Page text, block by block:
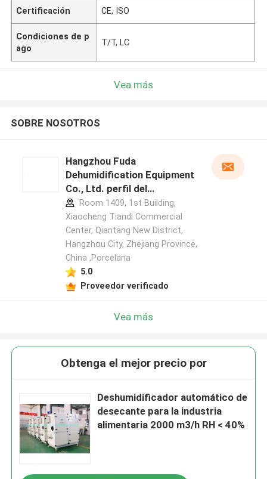
Certificación CE, ISO
Condiciones de p
ago
T/T, LC
Vea más
SOBRE NOSOTROS
Hangzhou Fuda
Dehumidification Equipment
Co., Ltd. perfil del
fabricante
Room 1409, 1st Building,
Xiaocheng Tiandi Commercial
Center, Qiantang New District,
Hangzhou City, Zhejiang Province,
China ,Porcelana
5.0
Proveedor verificado
Vea más
Obtenga el mejor precio por
Deshumidificador automático de
desecante para la industria
alimentaria 2000 m3/h RH < 40%